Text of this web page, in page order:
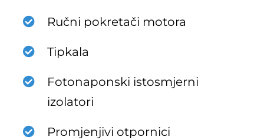
Ručni pokretači motora
Tipkala
Fotonaponski istosmjerni
izolatori
Promjenjivi otpornici